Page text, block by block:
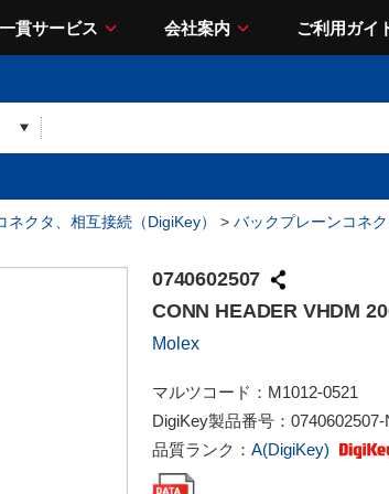
貫サービス 会社案内 ご利用ガイ
ネクタ、相互接続（DigiKey） > バックプレーンコネ
0740602507
CONN HEADER VHDM
Molex
マルツコード： M1012-0521
DigiKey製品番号： 0740602507-
品質ランク： A(DigiKey)